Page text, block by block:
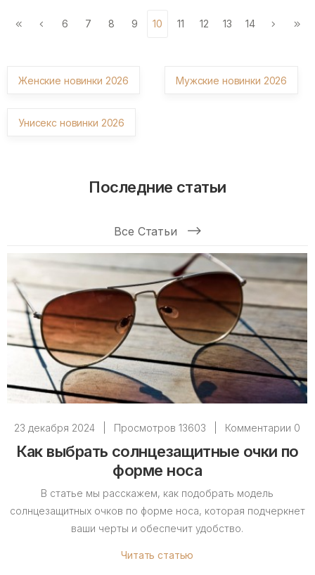
6 7 8 9 10 11 12 13 14
Женские новинки 2026 Мужские новинки 2026
Унисекс новинки 2026
Последние статьи
Все Статьи
23 декабря 2024 Просмотров 13603 Комментарии 0
Как выбрать солнцезащитные очки по
форме носа
В статье мы расскажем, как подобрать модель
солнцезащитных очков по форме носа, которая подчеркнет
ваши черты и обеспечит удобство.
Читать статью